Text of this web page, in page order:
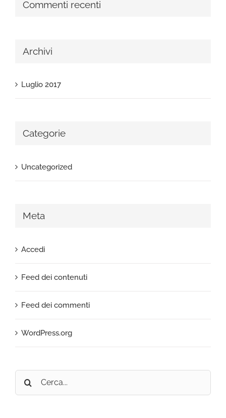
Commenti recenti
Archivi
Luglio 2017
Categorie
Uncategorized
Meta
Accedi
Feed dei contenuti
Feed dei commenti
WordPress.org
Cerca
per: